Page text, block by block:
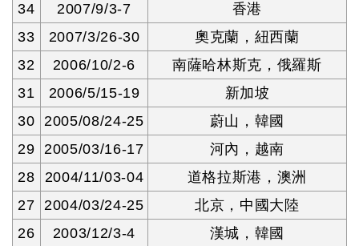
34
2007/9/3-7
香港
33
2007/3/26-30
奧克蘭，紐西蘭
32
2006/10/2-6
南薩哈林斯克，俄羅斯
31
2006/5/15-19
新加坡
30
2005/08/24-25
蔚山，韓國
29
2005/03/16-17
河內，越南
28
2004/11/03-04
道格拉斯港，澳洲
27
2004/03/24-25
北京，中國大陸
26
2003/12/3-4
漢城，韓國